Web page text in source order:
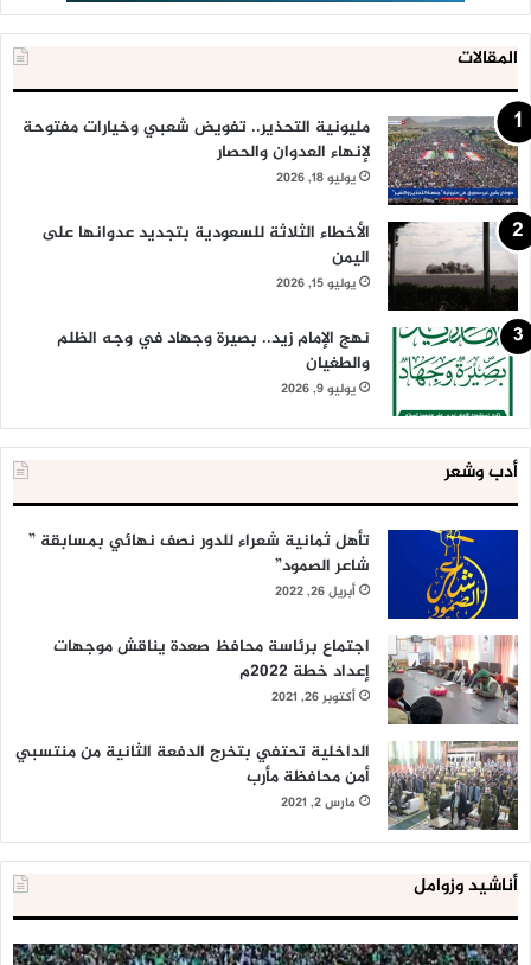
المقالات
مليونية التحذير.. تفويض شعبي وخيارات مفتوحة
لإنهاء العدوان والحصار
يوليو 18, 2026
الأخطاء الثلاثة للسعودية بتجديد عدوانها على
اليمن
يوليو 15, 2026
نهج الإمام زيد.. بصيرة وجهاد في وجه الظلم
والطغيان
يوليو 9, 2026
أدب وشعر
تأهل ثمانية شعراء للدور نصف نهائي بمسابقة ”
شاعر الصمود”
أبريل 26, 2022
اجتماع برئاسة محافظ صعدة يناقش موجهات
إعداد خطة 2022م
أكتوبر 26, 2021
الداخلية تحتفي بتخرج الدفعة الثانية من منتسبي
أمن محافظة مأرب
مارس 2, 2021
أناشيد وزوامل
العدو